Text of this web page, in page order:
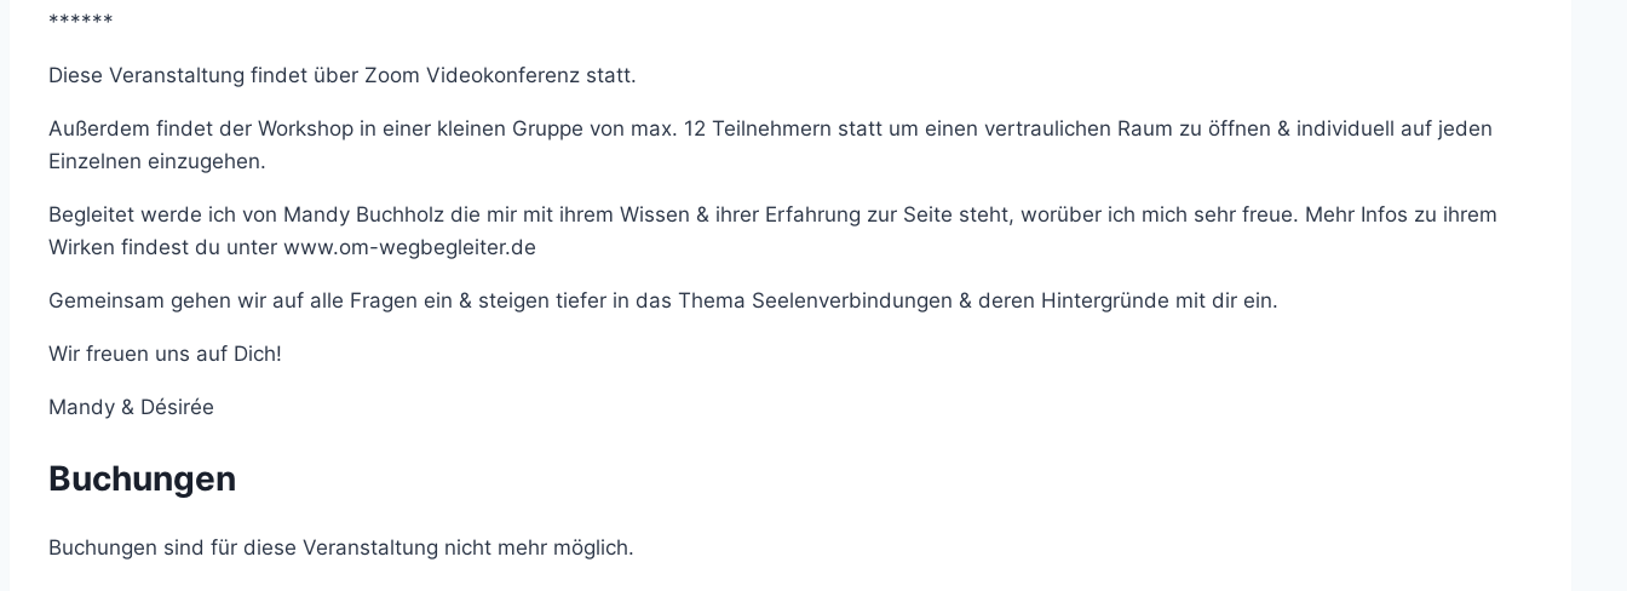
******
Diese Veranstaltung findet über Zoom Videokonferenz statt.
Außerdem findet der Workshop in einer kleinen Gruppe von max. 12 Teilnehmern statt um einen vertraulichen Raum zu öffnen & individuell auf jeden
Einzelnen einzugehen.
Begleitet werde ich von Mandy Buchholz die mir mit ihrem Wissen & ihrer Erfahrung zur Seite steht, worüber ich mich sehr freue. Mehr Infos zu ihrem
Wirken findest du unter www.om-wegbegleiter.de
Gemeinsam gehen wir auf alle Fragen ein & steigen tiefer in das Thema Seelenverbindungen & deren Hintergründe mit dir ein.
Wir freuen uns auf Dich!
Mandy & Désirée
Buchungen
Buchungen sind für diese Veranstaltung nicht mehr möglich.